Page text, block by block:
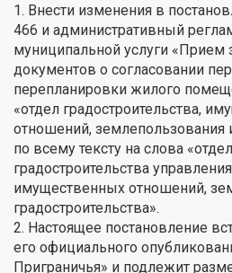
1. Внести изменения в
466 и административный
муниципальной услуги «Прием
документов о согласовании
перепланировки жилого
«отдел градостроительства,
отношений, землепользования
по всему тексту на слова
градостроительства
имущественных отношений,
градостроительства».
2. Настоящее постановление
его официального
Приграничья» и подлежит